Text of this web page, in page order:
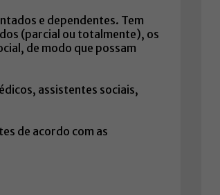
e dependentes. Tem
(parcial ou totalmente), os
de modo que possam
assistentes sociais,
de acordo com as